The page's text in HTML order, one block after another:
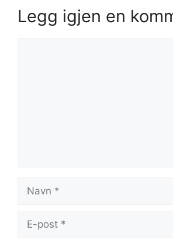
Legg igjen en
Navn